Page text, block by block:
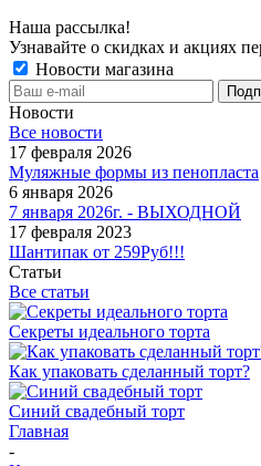
Наша рассылка!
Узнавайте о скидках и акциях
Новости магазина
Новости
Все новости
17 февраля 2026
Муляжные формы из пенопласта
6 января 2026
7 января 2026г. - ВЫХОДНОЙ
17 февраля 2023
Шантипак от 259Руб!!!
Статьи
Все статьи
Секреты идеального торта
Как упаковать сделанный торт?
Синий свадебный торт
Главная
-